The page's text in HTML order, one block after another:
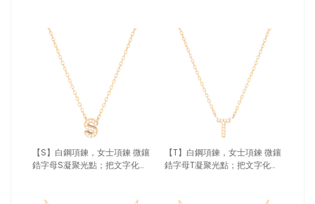
【S】白鋼項鍊，女士項鍊 微鑲
鋯字母S凝聚光點；把文字化為
【T】白鋼項鍊，女士項鍊 微鑲
鋯字母T凝聚光點；把文字化為